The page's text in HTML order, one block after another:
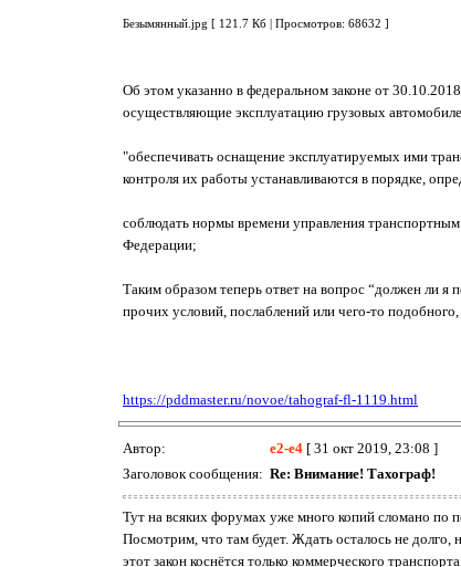
Безымянный.jpg [ 121.7 Кб | Просмотров: 68632 ]
Об этом указанно в федеральном законе от
осуществляющие эксплуатацию грузовых
"обеспечивать оснащение эксплуатируемых ими
контроля их работы устанавливаются в порядке,
соблюдать нормы времени управления
Федерации;
Таким образом теперь ответ на вопрос “должен ли я
прочих условий, послаблений или чего-то
https://pddmaster.ru/novoe/tahograf-fl-1119.html
Автор: e2-e4 [ 31 окт 2019, 23:08 ]
Заголовок сообщения: Re: Внимание! Тахограф!
Тут на всяких форумах уже много копий сломано по
Посмотрим, что там будет. Ждать осталось не долго,
этот закон коснётся только коммерческого